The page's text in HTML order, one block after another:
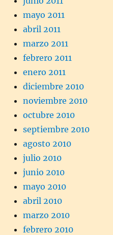
mayo 2011
abril 2011
marzo 2011
febrero 2011
enero 2011
diciembre 2010
noviembre 2010
octubre 2010
septiembre 2010
agosto 2010
julio 2010
junio 2010
mayo 2010
abril 2010
marzo 2010
febrero 2010